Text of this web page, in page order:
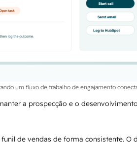
um fluxo de trabalho de engajamento
a prospecção e o
de vendas de forma consistente. O